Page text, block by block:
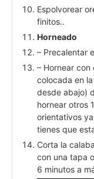
Espolvorear
finitos..
Horneado
– Precalentar
– Hornear
colocada en
desde abajo)
hornear otros
orientativos
tienes que
Corta la
con una tapa
6 minutos a